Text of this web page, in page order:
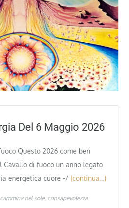
Del 6 Maggio 2026
Questo 2026 come ben
Cavallo di fuoco un anno legato
energetica cuore -/ (continua…)
cammina nel sole consapevolezza